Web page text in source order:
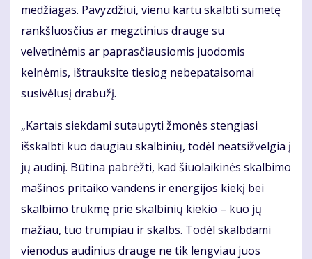
medžiagas. Pavyzdžiui, vienu kartu skalbti sumetę
rankšluosčius ar megztinius drauge su
velvetinėmis ar paprasčiausiomis juodomis
kelnėmis, ištrauksite tiesiog nebepataisomai
susivėlusį drabužį.
„Kartais siekdami sutaupyti žmonės stengiasi
išskalbti kuo daugiau skalbinių, todėl neatsižvelgia į
jų audinį. Būtina pabrėžti, kad šiuolaikinės skalbimo
mašinos pritaiko vandens ir energijos kiekį bei
skalbimo trukmę prie skalbinių kiekio – kuo jų
mažiau, tuo trumpiau ir skalbs. Todėl skalbdami
vienodus audinius drauge ne tik lengviau juos